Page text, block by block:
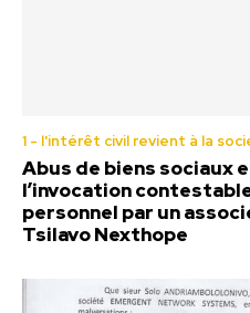
1 - l'intérêt civil revient à la
Abus de biens sociaux
l’invocation
personnel par un
Tsilavo Nexthope